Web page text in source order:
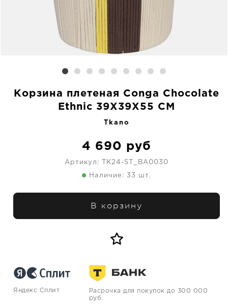
Корзина плетеная Conga Chocolate
Ethnic 39X39X55 CM
Tkano
4 690 руб
Артикул: TK24-ST_BA0030
Наличие: 33 шт.
В корзину
Яндекс Сплит
Расрочка для покупок до 300 000
руб.